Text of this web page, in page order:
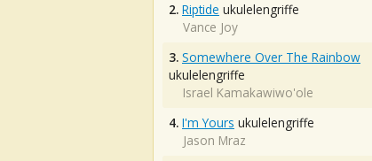
2. Riptide ukulelengriffe
Vance Joy
3. Somewhere Over The Rainbow
ukulelengriffe
Israel Kamakawiwo'ole
4. I'm Yours ukulelengriffe
Jason Mraz